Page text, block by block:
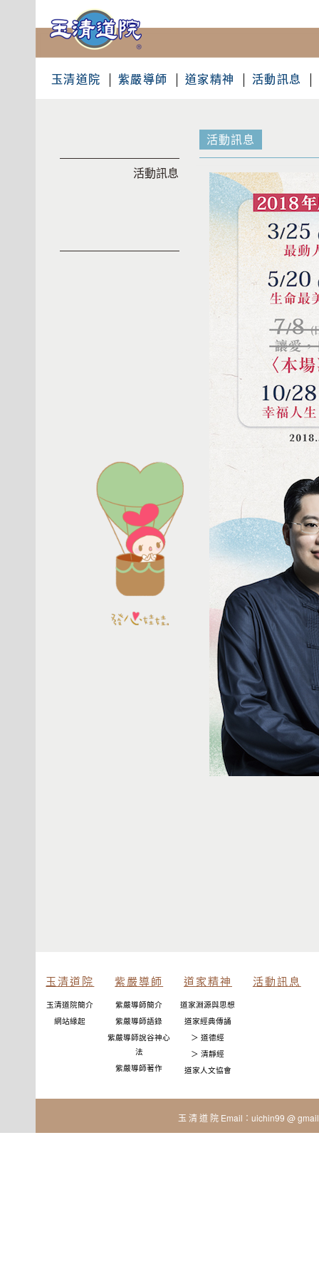
玉清道院 紫嚴導師 道家精神 活動訊息
活動訊息
活動訊息
玉清道院
玉清道院簡介
網站緣起
紫嚴導師
紫嚴導師簡介
紫嚴導師語錄
紫嚴導師說谷神心
法
紫嚴導師著作
道家精神
道家淵源與思想
道家經典傳誦
＞ 道德經
＞ 清靜經
道家人文協會
活動訊息
玉 清 道 院 Email：uichin99 @